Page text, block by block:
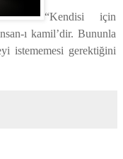
“Kendisi için
ı kamil’dir. Bununla
istememesi gerektiğini